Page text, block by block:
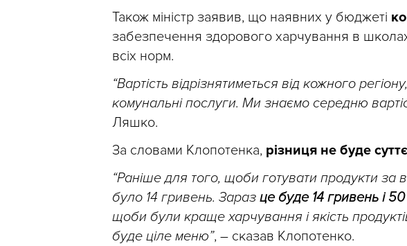
Також міністр заявив, що наявних у бюджеті
забезпечення здорового харчування в
всіх норм.
“Вартість відрізнятиметься від кожного
комунальні послуги. Ми знаємо середню
Ляшко.
За словами Клопотенка, різниця не буде
“Раніше для того, щоби готувати продукти
було 14 гривень. Зараз це буде 14 гривень і 50
щоби були краще харчування і якість
буде ціле меню”, – сказав Клопотенко.